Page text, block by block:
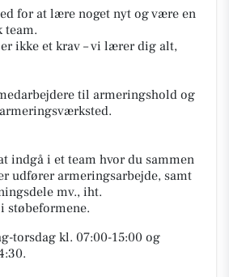
for at lære noget nyt og være en
team.
ikke et krav – vi lærer dig alt,
til armeringshold og
indgå i et team hvor du sammen
udfører armeringsarbejde, samt
mv., iht.
støbeformene.
torsdag kl. 07:00-15:00 og